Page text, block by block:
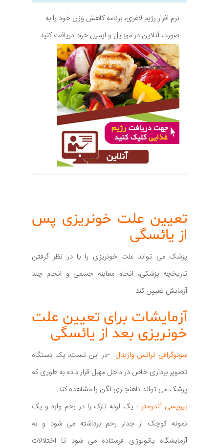
نرم افزار رژیم لاغری، برنامه کاهش وزن خود را به
صورت آنلاین در موبایل و ایمیل خود دریافت کنید
تعیین علت خونریزی پس
از یائسگی
پزشک می تواند علت خونریزی را با در نظر گرفتن
تاریخچه پزشکی، انجام معاینه جسمی و انجام چند
آزمایش تعیین کند
آزمایشات برای تعیین علت
خونریزی بعد از یائسگی
سونوگرافی ترانس واژینال -در این تست، یک دستگاه
تصویر برداری خاص در داخل مهبل قرار داده به طوری که
پزشک می تواند ناهنجاری لگن را مشاهده کند.
بیوپسی آندومتر - یک لوله نازک را در رحم وارد و یک
نمونه کوچک از جدار رحم برداشته می شود و به
آزمایشگاه پاتولوژی فرستاده می شود تا اختلالات